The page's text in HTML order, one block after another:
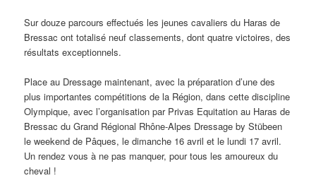
Sur douze parcours effectués les jeunes cavaliers du Haras de
Bressac ont totalisé neuf classements, dont quatre victoires, des
résultats exceptionnels.
Place au Dressage maintenant, avec la préparation d’une des
plus importantes compétitions de la Région, dans cette discipline
Olympique, avec l’organisation par Privas Equitation au Haras de
Bressac du Grand Régional Rhône-Alpes Dressage by Stübeen
le weekend de Pâques, le dimanche 16 avril et le lundi 17 avril.
Un rendez vous à ne pas manquer, pour tous les amoureux du
cheval !